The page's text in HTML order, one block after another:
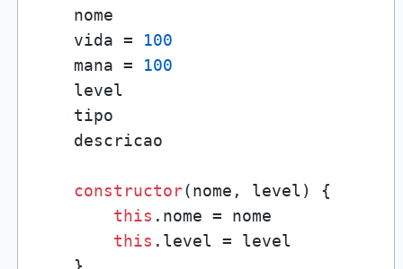
    nome
    vida =
100
    mana =
100
    level
    tipo
    descricao
constructor(nome, level) {
this .nome = nome
this .level = level